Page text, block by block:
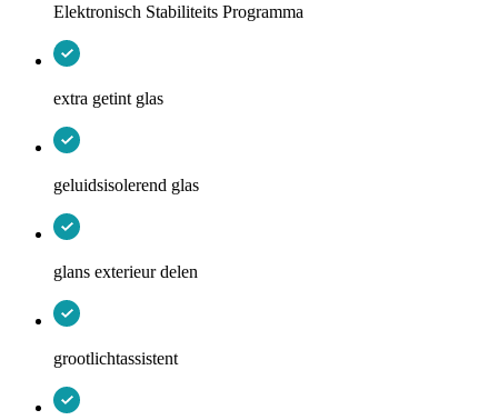
Elektronisch Stabiliteits Programma
extra getint glas
geluidsisolerend glas
glans exterieur delen
grootlichtassistent